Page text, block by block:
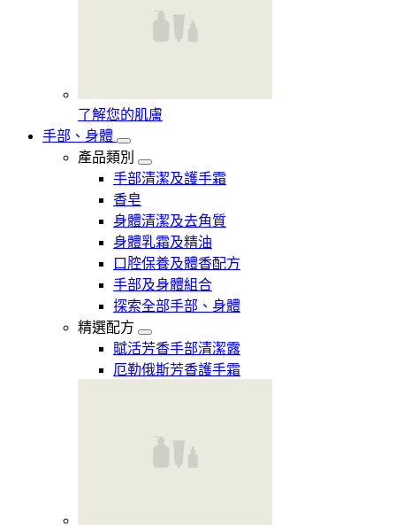
了解您的肌膚
手部、身體
產品類別
手部清潔及護手霜
香皂
身體清潔及去角質
身體乳霜及精油
口腔保養及體香配方
手部及身體組合
探索全部手部、身體
精選配方
賦活芳香手部清潔露
厄勒俄斯芳香護手霜